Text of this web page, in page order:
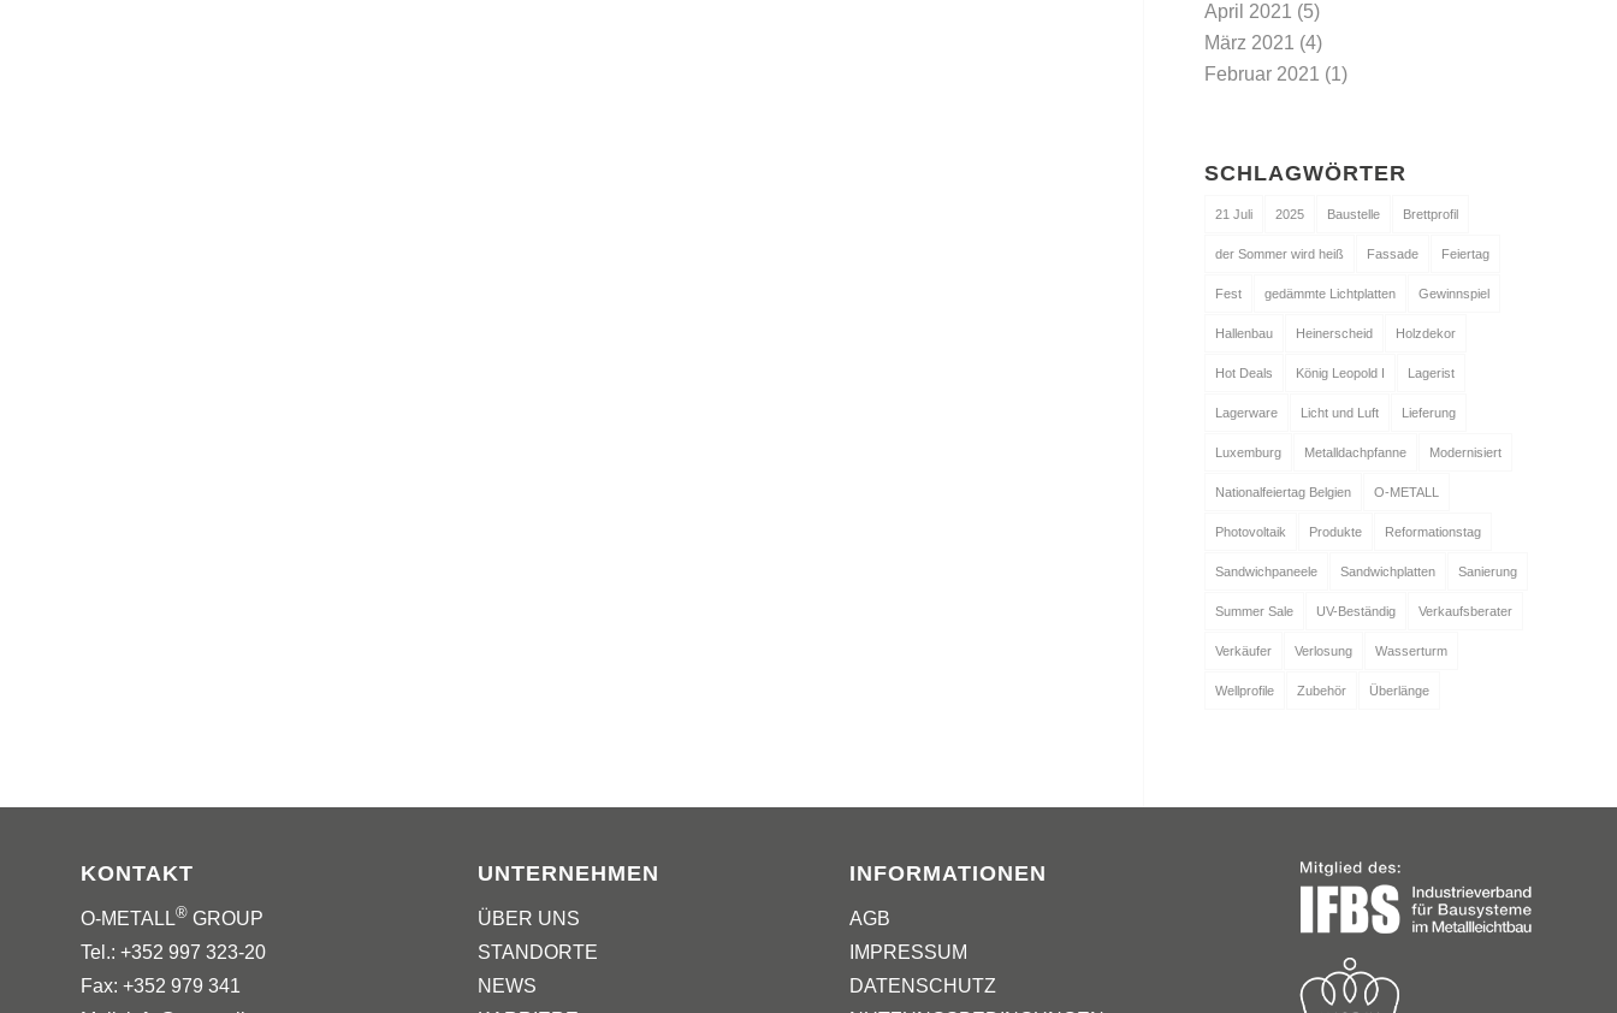
April 2021 (5)
März 2021 (4)
Februar 2021 (1)
SCHLAGWÖRTER
21 Juli 2025 Baustelle Brettprofil
der Sommer wird heiß Fassade Feiertag
Fest gedämmte Lichtplatten Gewinnspiel
Hallenbau Heinerscheid Holzdekor
Hot Deals König Leopold I Lagerist
Lagerware Licht und Luft Lieferung
Luxemburg Metalldachpfanne Modernisiert
Nationalfeiertag Belgien O-METALL
Photovoltaik Produkte Reformationstag
Sandwichpaneele Sandwichplatten Sanierung
Summer Sale UV-Beständig Verkaufsberater
Verkäufer Verlosung Wasserturm
Wellprofile Zubehör Überlänge
KONTAKT
O-METALL® GROUP
Tel.: +352 997 323-20
Fax: +352 979 341
UNTERNEHMEN
ÜBER UNS
STANDORTE
NEWS
INFORMATIONEN
AGB
IMPRESSUM
DATENSCHUTZ